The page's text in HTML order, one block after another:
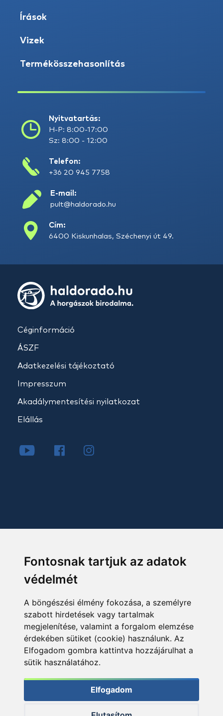
Fontosnak tartjuk az adatok
védelmét
A böngészési élmény fokozása, a személyre
szabott hirdetések vagy tartalmak
megjelenítése, valamint a forgalom elemzése
érdekében sütiket (cookie) használunk. Az
Elfogadom gombra kattintva hozzájárulhat a
sütik használatához.
Elfogadom
Írások
Vizek
Termékösszehasonlítás
Nyitvatartás:
H-P: 8:00-17:00
Sz: 8:00 - 12:00
Telefon:
+36 20 945 7758
E-mail:
pult@haldorado.hu
Cím:
6400 Kiskunhalas, Széchenyi út 49.
Céginformáció
ÁSZF
Adatkezelési tájékoztató
Impresszum
Akadálymentesítési nyilatkozat
Elállás